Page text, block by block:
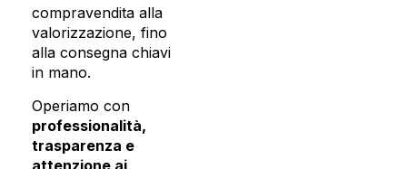
compravendita alla
valorizzazione, fino
alla consegna chiavi
in mano.
Operiamo con
professionalità,
trasparenza e
attenzione ai